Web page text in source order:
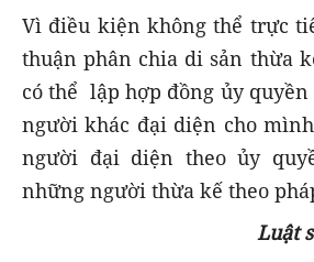
Vì điều kiện không thể trực
thuận phân chia di sản thừa
có thể lập hợp đồng ủy
người khác đại diện cho
người đại diện theo ủy
những người thừa kế theo
Luật